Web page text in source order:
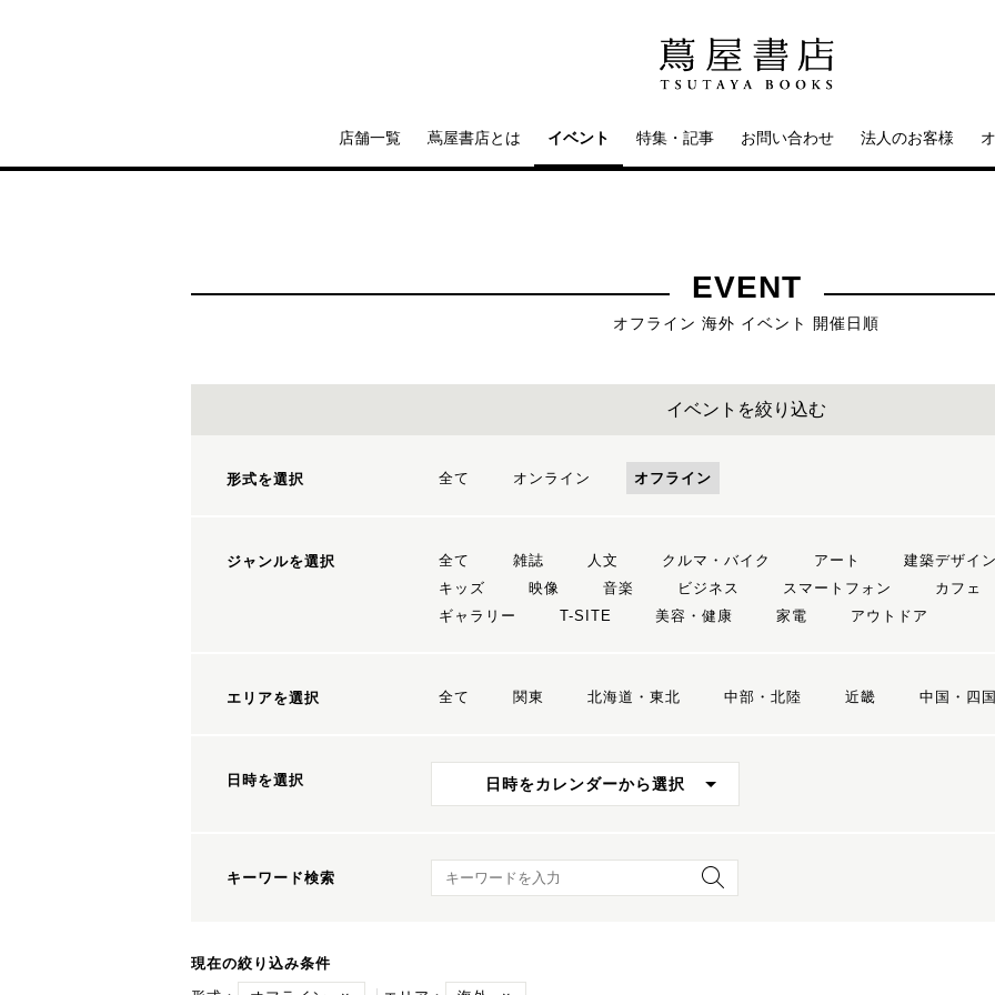
店舗一覧 蔦屋書店とは イベント 特集・記事 お問い合わせ 法人のお客様
EVENT
オフライン 海外 イベント 開催日順
イベントを絞り込む
形式を選択 全て オンライン オフライン
ジャンルを選択 全て 雑誌 人文 クルマ・バイク アート 建築デザイン
キッズ
映像 音楽 ビジネス スマートフォン カフェ
ギャラリー
T-SITE 美容・健康 家電 アウトドア
エリアを選択 全て 関東 北海道・東北 中部・北陸 近畿 中国・四国
日時を選択 日時をカレンダーから選択
キーワード検索 キーワード検索
現在の絞り込み条件